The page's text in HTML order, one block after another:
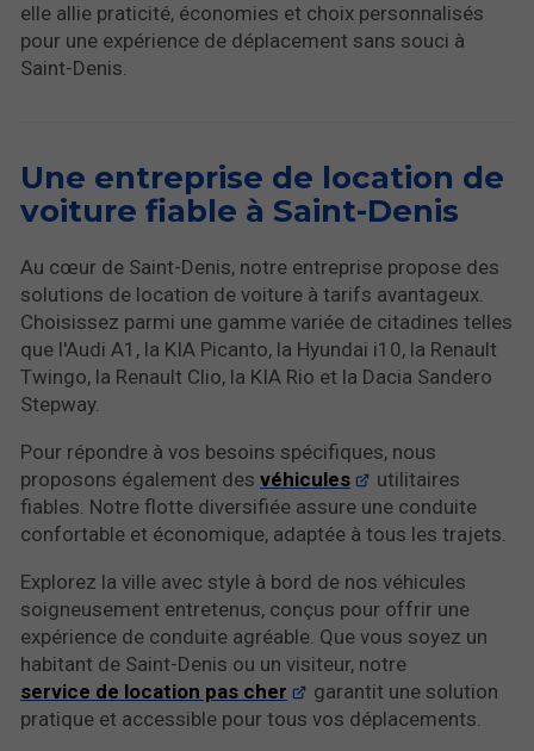
elle allie praticité, économies et choix personnalisés
pour une expérience de déplacement sans souci à
Saint-Denis.
Une entreprise de location de
voiture fiable à Saint-Denis
Au cœur de Saint-Denis, notre entreprise propose des
solutions de location de voiture à tarifs avantageux.
Choisissez parmi une gamme variée de citadines telles
que l'Audi A1, la KIA Picanto, la Hyundai i10, la Renault
Twingo, la Renault Clio, la KIA Rio et la Dacia Sandero
Stepway.
Pour répondre à vos besoins spécifiques, nous
proposons également des véhicules
utilitaires
fiables. Notre flotte diversifiée assure une conduite
confortable et économique, adaptée à tous les trajets.
Explorez la ville avec style à bord de nos véhicules
soigneusement entretenus, conçus pour offrir une
expérience de conduite agréable. Que vous soyez un
habitant de Saint-Denis ou un visiteur, notre
service de location pas cher
garantit une solution
pratique et accessible pour tous vos déplacements.